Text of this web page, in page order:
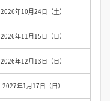
2026年10月24日（土）
2026年11月15日（日）
2026年12月13日（日）
2027年1月17日（日）